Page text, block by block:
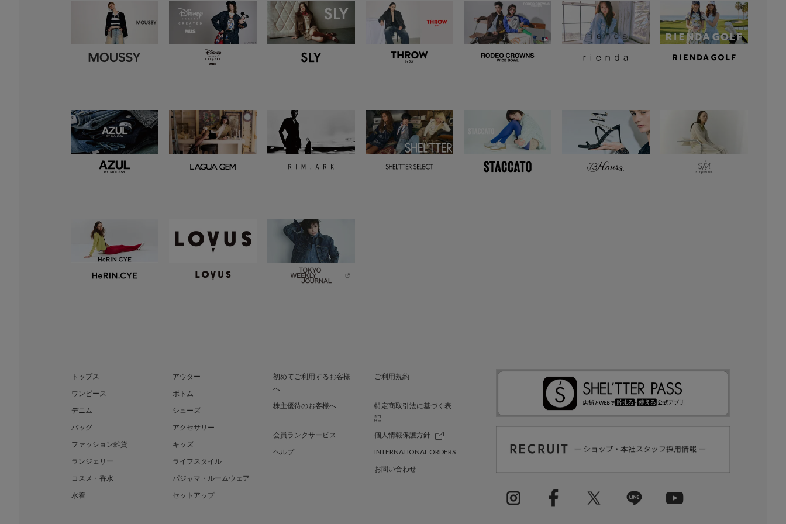
トップス
アウター
ワンピース
ボトム
デニム
シューズ
バッグ
アクセサリー
ファッション雑貨
キッズ
ランジェリー
ライフスタイル
コスメ・香水
パジャマ・ルームウェア
水着
セットアップ
初めてご利用するお客様
へ
ご利用規約
株主優待のお客様へ
特定商取引法に基づく表
記
会員ランクサービス
個人情報保護方針
ヘルプ
INTERNATIONAL ORDERS
お問い合わせ